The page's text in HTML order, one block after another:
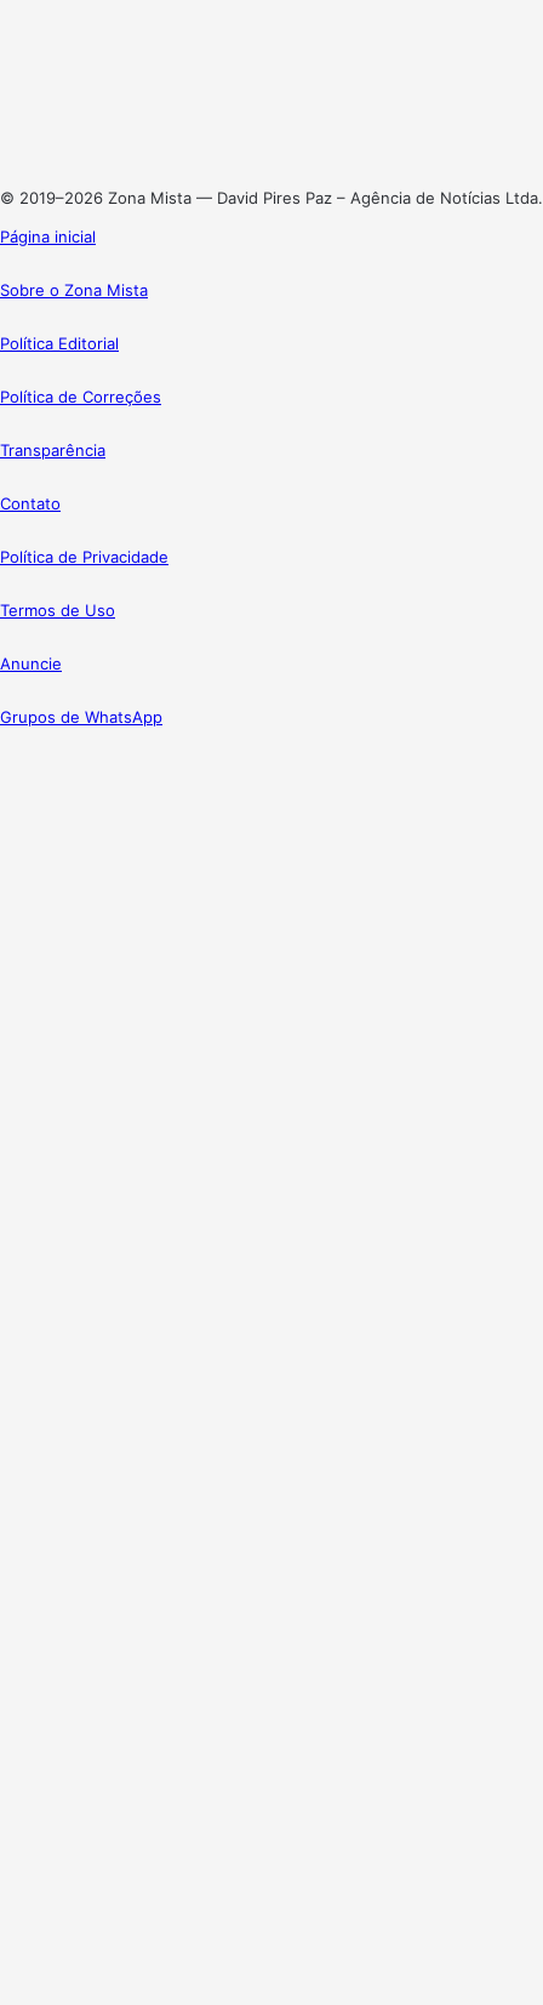
© 2019–2026 Zona Mista — David Pires Paz – Agência de Notícias Ltda.
Página inicial
Sobre o Zona Mista
Política Editorial
Política de Correções
Transparência
Contato
Política de Privacidade
Termos de Uso
Anuncie
Grupos de WhatsApp